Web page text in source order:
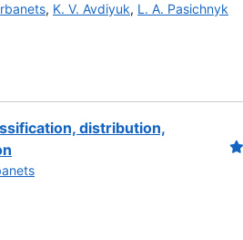
, K. V. Avdiyuk, L. А. Pasichnyk
distribution,